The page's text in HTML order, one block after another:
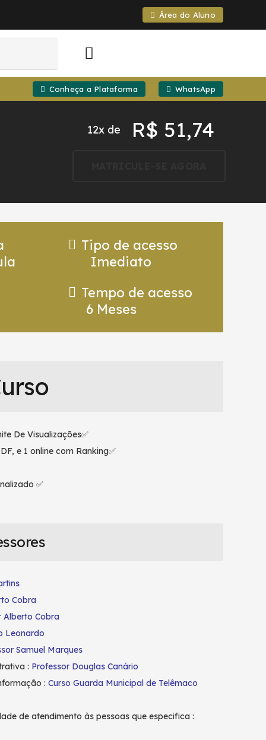
Área do Aluno
Conheça a Plataforma WhatsApp
12x de R$ 51,74
Tipo de acesso
Imediato
Tempo de acesso
6 Meses
De Visualizações✅
e 1 online com Ranking✅
✅
Cobra
Alberto Cobra
Leonardo
Samuel Marques
: Professor Douglas Canário
: Curso Guarda Municipal de Telêmaco
de atendimento às pessoas que especifica :